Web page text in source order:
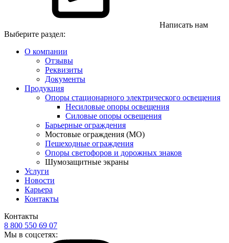
Написать нам
Выберите раздел:
О компании
Отзывы
Реквизиты
Документы
Продукция
Опоры стационарного электрического освещения
Несиловые опоры освещения
Силовые опоры освещения
Барьерные ограждения
Мостовые ограждения (МО)
Пешеходные ограждения
Опоры светофоров и дорожных знаков
Шумозащитные экраны
Услуги
Новости
Карьера
Контакты
Контакты
8 800 550 69 07
Мы в соцсетях: